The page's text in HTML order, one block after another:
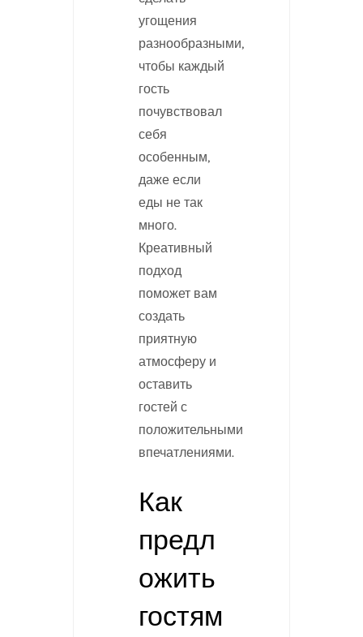
угощения
разнообразными,
чтобы каждый
гость
почувствовал
себя
особенным,
даже если
еды не так
много.
Креативный
подход
поможет вам
создать
приятную
атмосферу и
оставить
гостей с
положительными
впечатлениями.
Как
предл
ожить
гостям